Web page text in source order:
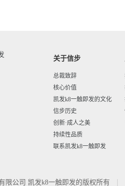
关于信步
总裁致辞
核心价值
凯发k8一触即发的文化
信步历史
创新·成人之美
持续性品质
联系凯发k8一触即发
限公司 凯发k8一触即发的版权所有